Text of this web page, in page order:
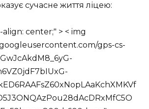
сучасне життя ліцею:
center;" > < img
gps-cs-